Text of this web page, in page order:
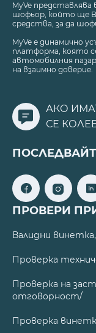
MyVe
шофьор, който ще
средства, за да
MyVe е динамично
платформа, която
автомобилния
на взаимно доверие.
АКО
СЕ
ПРОВЕРИ
Валидни
Проверка
Проверка на
отговорност/
Проверка